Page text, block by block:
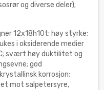
og diverse deler);
12x18h10t: høy styrke;
i oksiderende medier
svært høy duktilitet og
god
korrosjon;
mot salpetersyre,